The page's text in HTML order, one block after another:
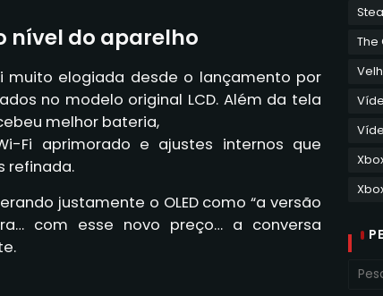
nível do aparelho
muito elogiada desde o lançamento por
no modelo original LCD. Além da tela
melhor bateria,
Fi aprimorado e ajustes internos que
refinada.
justamente o OLED como “a versão
com esse novo preço… a conversa
The